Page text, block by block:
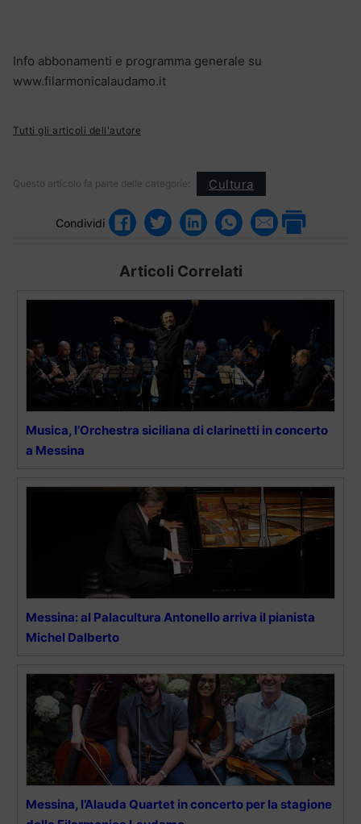
Info abbonamenti e programma generale su
www.filarmonicalaudamo.it
Tutti gli articoli dell'autore
Questo articolo fa parte delle categorie: Cultura
Condividi
Articoli Correlati
Musica, l’Orchestra siciliana di clarinetti in concerto
a Messina
Messina: al Palacultura Antonello arriva il pianista
Michel Dalberto
Messina, l’Alauda Quartet in concerto per la stagione